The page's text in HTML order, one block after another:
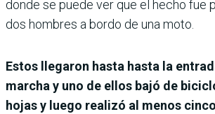
donde se puede ver que el hecho fue
dos hombres a bordo de una moto.
Estos llegaron hasta hasta la
marcha y uno de ellos bajó de
hojas y luego realizó al menos